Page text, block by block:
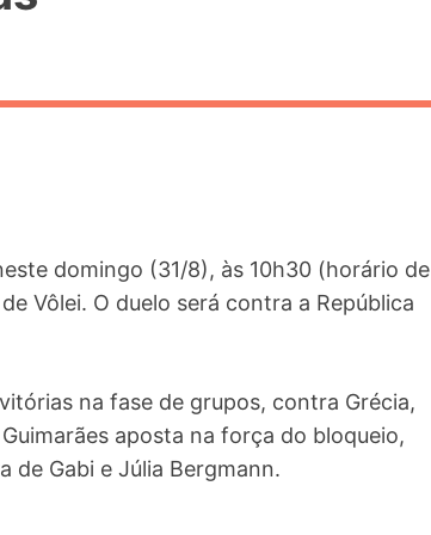
domingo (31/8), às 10h30 (horário de
Vôlei. O duelo será contra a República
na fase de grupos, contra Grécia,
aposta na força do bloqueio,
de Gabi e Júlia Bergmann.